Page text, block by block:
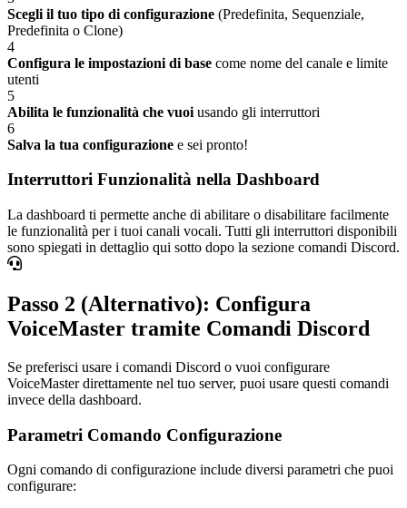
Scegli il tuo tipo di configurazione (Predefinita, Sequenziale,
Predefinita o Clone)
4
Configura le impostazioni di base come nome del canale e limite
utenti
5
Abilita le funzionalità che vuoi usando gli interruttori
6
Salva la tua configurazione e sei pronto!
Interruttori Funzionalità nella Dashboard
La dashboard ti permette anche di abilitare o disabilitare facilmente
le funzionalità per i tuoi canali vocali. Tutti gli interruttori disponibili
sono spiegati in dettaglio qui sotto dopo la sezione comandi Discord.
Passo 2 (Alternativo): Configura
VoiceMaster tramite Comandi Discord
Se preferisci usare i comandi Discord o vuoi configurare
VoiceMaster direttamente nel tuo server, puoi usare questi comandi
invece della dashboard.
Parametri Comando Configurazione
Ogni comando di configurazione include diversi parametri che puoi
configurare: